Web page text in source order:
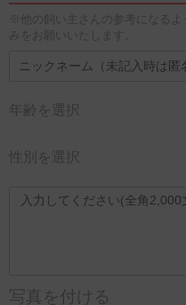
※他の飼い主さんの参考になるよ
みをお願いいたします。
年齢を選択
性別を選択
写真を付ける